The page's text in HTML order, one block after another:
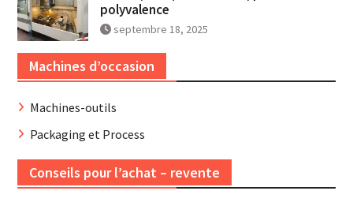
polyvalence
septembre 18, 2025
Machines d’occasion
Machines-outils
Packaging et Process
Conseils pour l’achat – revente